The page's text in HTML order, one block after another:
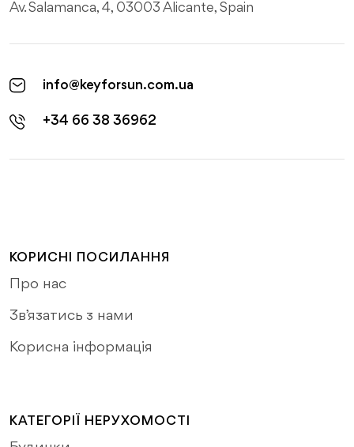
Av. Salamanca, 4, 03003 Alicante, Spain
info@keyforsun.com.ua
+34 66 38 36962
КОРИСНІ ПОСИЛАННЯ
Про нас
Зв’язатись з нами
Корисна інформація
КАТЕГОРІЇ НЕРУХОМОСТІ